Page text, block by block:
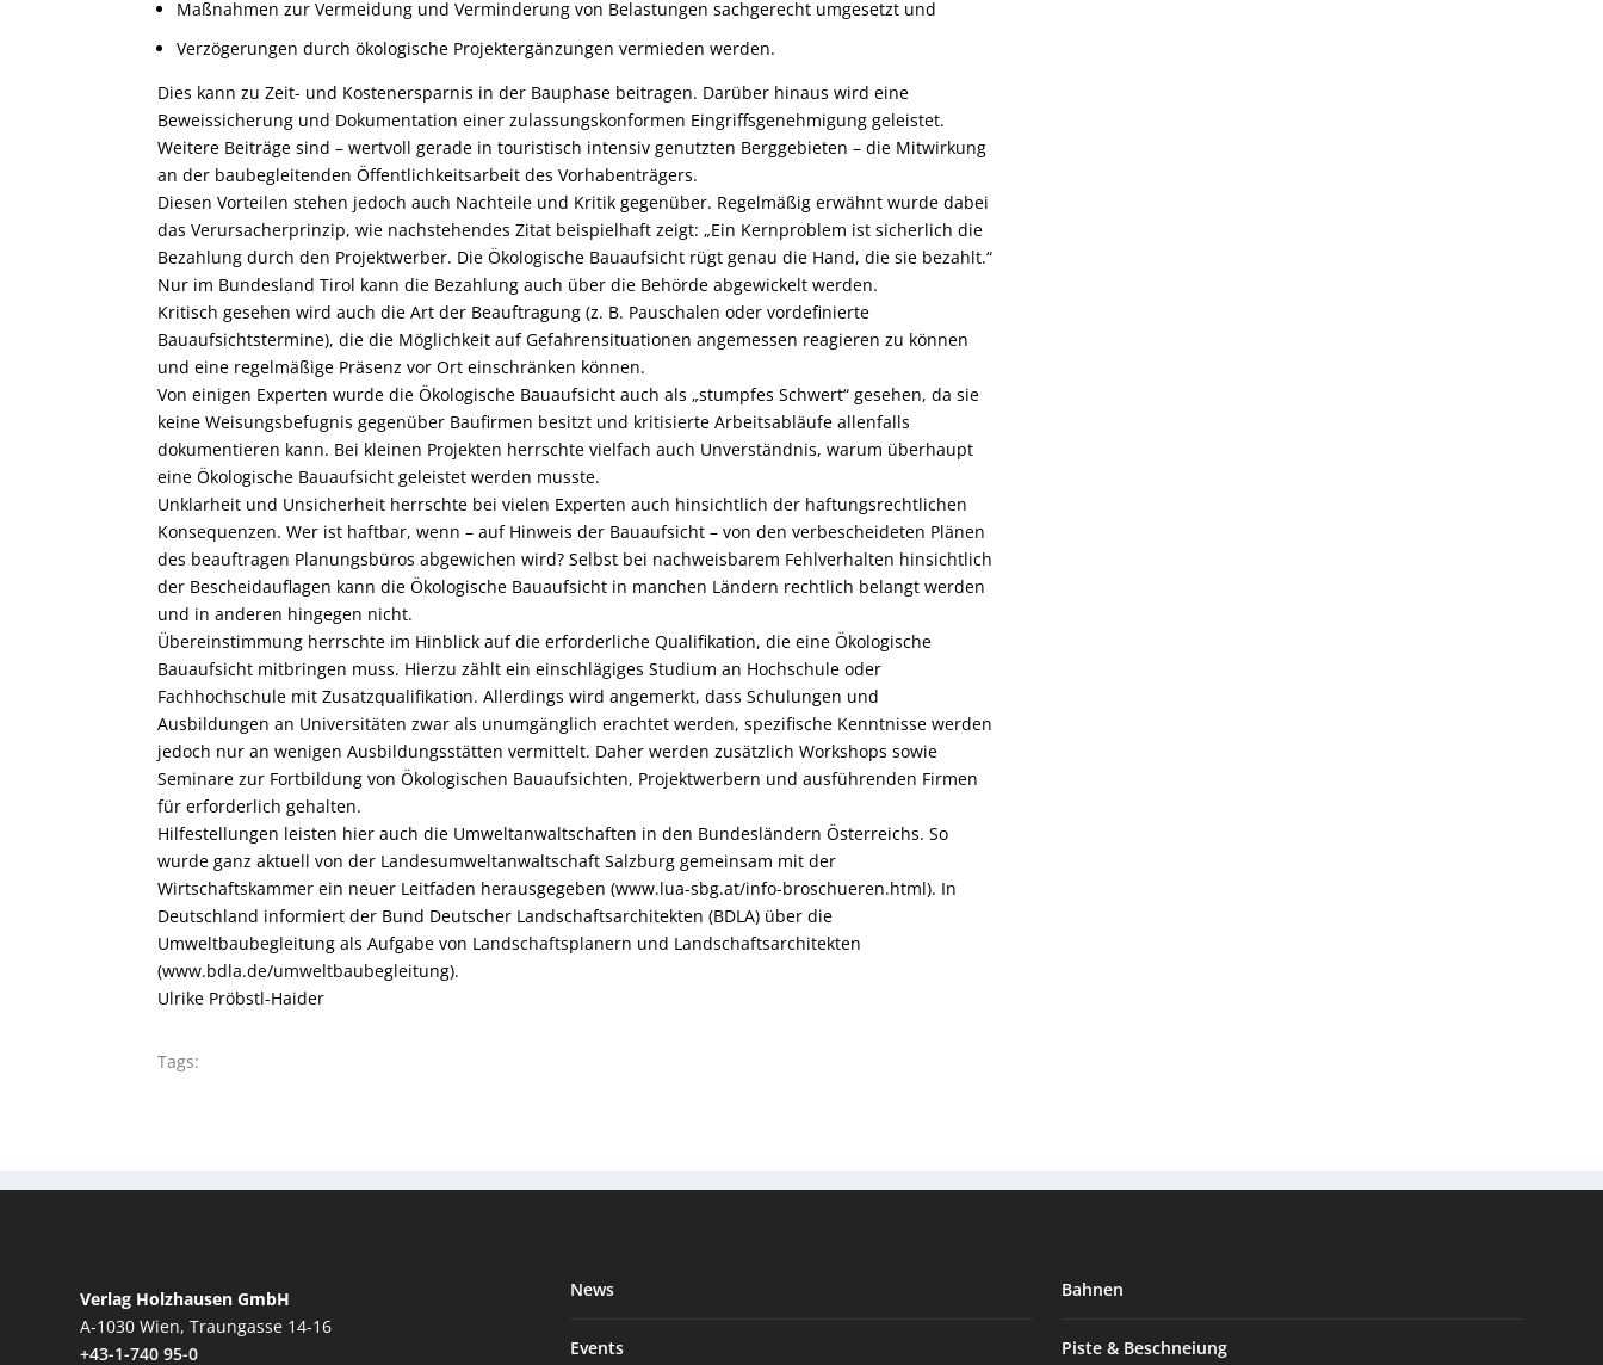
Maßnahmen zur Vermeidung und Verminderung von Belastungen sachgerecht umgesetzt und
Verzögerungen durch ökologische Projektergänzungen vermieden werden.
Dies kann zu Zeit- und Kostenersparnis in der Bauphase beitragen. Darüber hinaus wird eine
Beweissicherung und Dokumentation einer zulassungskonformen Eingriffsgenehmigung geleistet.
Weitere Beiträge sind – wertvoll gerade in touristisch intensiv genutzten Berggebieten – die Mitwirkung
an der baubegleitenden Öffentlichkeitsarbeit des Vorhabenträgers.
Diesen Vorteilen stehen jedoch auch Nachteile und Kritik gegenüber. Regelmäßig erwähnt wurde dabei
das Verursacherprinzip, wie nachstehendes Zitat beispielhaft zeigt: „Ein Kernproblem ist sicherlich die
Bezahlung durch den Projektwerber. Die Ökologische Bauaufsicht rügt genau die Hand, die sie bezahlt.“
Nur im Bundesland Tirol kann die Bezahlung auch über die Behörde abgewickelt werden.
Kritisch gesehen wird auch die Art der Beauftragung (z. B. Pauschalen oder vordefinierte
Bauaufsichtstermine), die die Möglichkeit auf Gefahrensituationen angemessen reagieren zu können
und eine regelmäßige Präsenz vor Ort einschränken können.
Von einigen Experten wurde die Ökologische Bauaufsicht auch als „stumpfes Schwert“ gesehen, da sie
keine Weisungsbefugnis gegenüber Baufirmen besitzt und kritisierte Arbeitsabläufe allenfalls
dokumentieren kann. Bei kleinen Projekten herrschte vielfach auch Unverständnis, warum überhaupt
eine Ökologische Bauaufsicht geleistet werden musste.
Unklarheit und Unsicherheit herrschte bei vielen Experten auch hinsichtlich der haftungsrechtlichen
Konsequenzen. Wer ist haftbar, wenn – auf Hinweis der Bauaufsicht – von den verbescheideten Plänen
des beauftragen Planungsbüros abgewichen wird? Selbst bei nachweisbarem Fehlverhalten hinsichtlich
der Bescheidauflagen kann die Ökologische Bauaufsicht in manchen Ländern rechtlich belangt werden
und in anderen hingegen nicht.
Übereinstimmung herrschte im Hinblick auf die erforderliche Qualifikation, die eine Ökologische
Bauaufsicht mitbringen muss. Hierzu zählt ein einschlägiges Studium an Hochschule oder
Fachhochschule mit Zusatzqualifikation. Allerdings wird angemerkt, dass Schulungen und
Ausbildungen an Universitäten zwar als unumgänglich erachtet werden, spezifische Kenntnisse werden
jedoch nur an wenigen Ausbildungsstätten vermittelt. Daher werden zusätzlich Workshops sowie
Seminare zur Fortbildung von Ökologischen Bauaufsichten, Projektwerbern und ausführenden Firmen
für erforderlich gehalten.
Hilfestellungen leisten hier auch die Umweltanwaltschaften in den Bundesländern Österreichs. So
wurde ganz aktuell von der Landesumweltanwaltschaft Salzburg gemeinsam mit der
Wirtschaftskammer ein neuer Leitfaden herausgegeben (www.lua-sbg.at/info-broschueren.html). In
Deutschland informiert der Bund Deutscher Landschaftsarchitekten (BDLA) über die
Umweltbaubegleitung als Aufgabe von Landschaftsplanern und Landschaftsarchitekten
(www.bdla.de/umweltbaubegleitung).
Ulrike Pröbstl-Haider
Tags:
Verlag Holzhausen GmbH
A-1030 Wien, Traungasse 14-16
+43-1-740 95-0
News
Events
Bahnen
Piste & Beschneiung